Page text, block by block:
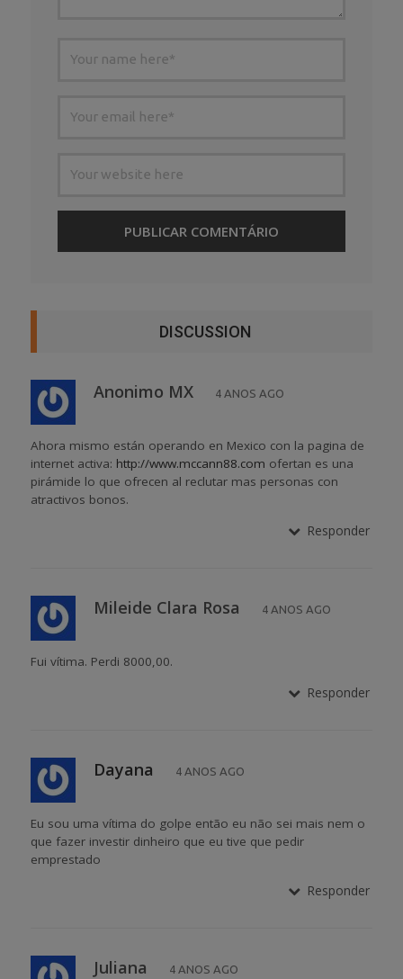
DISCUSSION
Anonimo MX 4 ANOS AGO
Ahora mismo están operando en Mexico con la pagina de
internet activa: http://www.mccann88.com ofertan es una
pirámide lo que ofrecen al reclutar mas personas con
atractivos bonos.
Responder
Mileide Clara Rosa 4 ANOS AGO
Fui vítima. Perdi 8000,00.
Responder
Dayana 4 ANOS AGO
Eu sou uma vítima do golpe então eu não sei mais nem o
que fazer investir dinheiro que eu tive que pedir
emprestado
Responder
Juliana 4 ANOS AGO